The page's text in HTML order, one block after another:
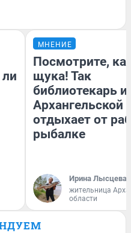
МНЕНИЕ
Посмотрите,
щука! Так
библиотекарь
Архангельской
отдыхает от
рыбалке
Ирина Лысцева
жительница
области